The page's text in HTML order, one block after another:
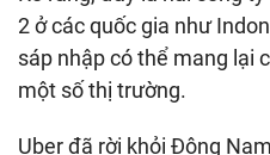
2 ở các quốc gia như
sáp nhập có thể mang lại
một số thị trường.
Uber đã rời khỏi Đông